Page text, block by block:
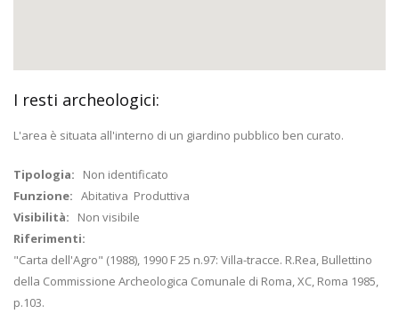
I resti archeologici:
L'area è situata all'interno di un giardino pubblico ben curato.
Tipologia: Non identificato
Funzione: Abitativa Produttiva
Visibilità: Non visibile
Riferimenti:
"Carta dell'Agro" (1988), 1990 F 25 n.97: Villa-tracce. R.Rea, Bullettino
della Commissione Archeologica Comunale di Roma, XC, Roma 1985,
p.103.